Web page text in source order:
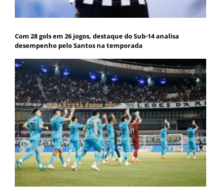
Com 28 gols em 26 jogos, destaque do Sub-14 analisa
desempenho pelo Santos na temporada